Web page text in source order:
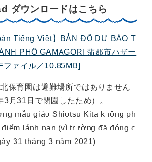
ダウンロードはこちら
Tiếng Việt】BẢN ĐỒ DỰ BÁO T
PHỐ GAMAGORI 蒲郡市ハザー
ファイル／10.85MB]
保育園は避難場所ではありません
3月31日で閉園したため）。
mẫu giáo Shiotsu Kita không ph
lánh nạn (vì trường đã đóng c
31 tháng 3 năm 2021)